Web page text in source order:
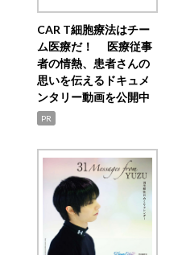
CAR T細胞療法はチー
ム医療だ！ 医療従事
者の情熱、患者さんの
思いを伝えるドキュメ
ンタリー動画を公開中
PR